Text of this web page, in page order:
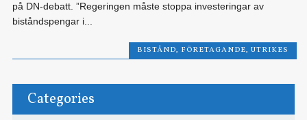
på DN-debatt. ”Regeringen måste stoppa investeringar av
biståndspengar i...
BISTÅND, FÖRETAGANDE, UTRIKES
Categories